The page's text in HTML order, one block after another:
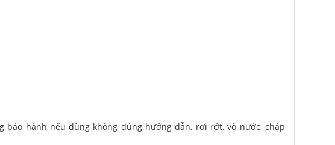
bảo hành nếu dùng không đúng hướng dẫn, rơi rớt, vô nước, chập